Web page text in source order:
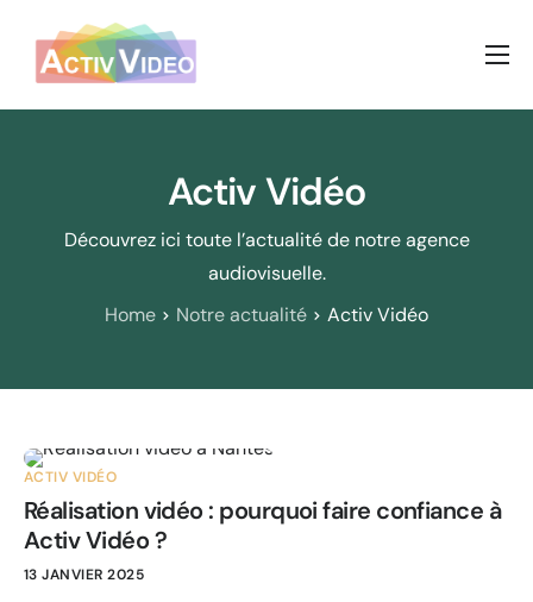
Nous contacter
Activ Vidéo
Découvrez ici toute l’actualité de notre agence
audiovisuelle.
Home
Notre actualité Activ Vidéo
ACTIV VIDÉO
Réalisation vidéo : pourquoi faire confiance à
Activ Vidéo ?
13 JANVIER 2025